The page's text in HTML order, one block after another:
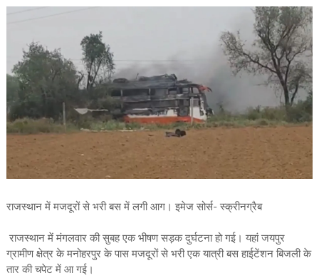
राजस्थान में मजदूरों से भरी बस में लगी आग। इमेज सोर्स- स्क्रीनग्रैब
राजस्थान में मंगलवार की सुबह एक भीषण सड़क दुर्घटना हो गई। यहां जयपुर
ग्रामीण क्षेत्र के मनोहरपुर के पास मजदूरों से भरी एक यात्री बस हाईटेंशन बिजली के
तार की चपेट में आ गई।